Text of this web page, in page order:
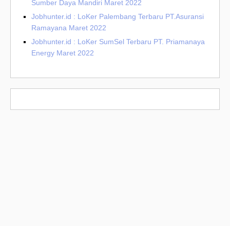
Sumber Daya Mandiri Maret 2022
Jobhunter.id : LoKer Palembang Terbaru PT.Asuransi
Ramayana Maret 2022
Jobhunter.id : LoKer SumSel Terbaru PT. Priamanaya
Energy Maret 2022